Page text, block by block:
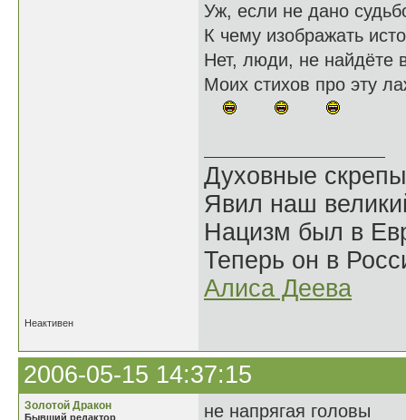
Уж, если не дано
К чему изображать
Нет, люди, не найдёте
Моих стихов про эту
Духовные
Явил наш
Нацизм был в
Теперь он в
Алиса Деева
Неактивен
2006-05-15 14:37:15
Золотой Дракон
Бывший редактор не напрягая головы